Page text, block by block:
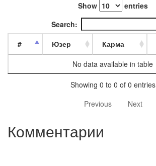
Show
entries
Search:
#
Юзер Карма
No data available in table
Showing 0 to 0 of 0 entries
Previous
Next
Комментарии